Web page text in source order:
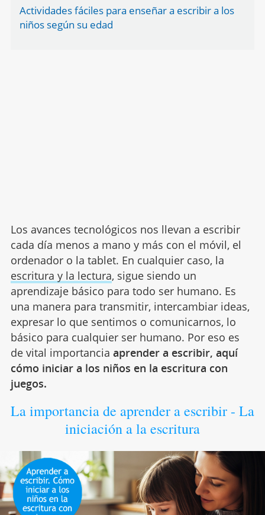
Actividades fáciles para enseñar a escribir a los
niños según su edad
Los avances tecnológicos nos llevan a escribir
cada día menos a mano y más con el móvil, el
ordenador o la tablet. En cualquier caso, la
escritura y la lectura, sigue siendo un
aprendizaje básico para todo ser humano. Es
una manera para transmitir, intercambiar ideas,
expresar lo que sentimos o comunicarnos, lo
básico para cualquier ser humano. Por eso es
de vital importancia aprender a escribir, aquí
cómo iniciar a los niños en la escritura con
juegos.
La importancia de aprender a escribir - La
iniciación a la escritura